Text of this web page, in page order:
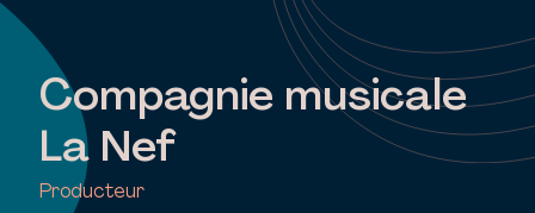
Compagnie musicale
La Nef
Producteur